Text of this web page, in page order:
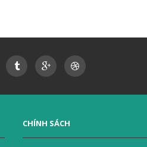
CHÍNH SÁCH